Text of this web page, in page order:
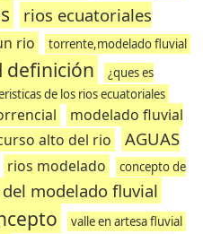
rios ecuatoriales
rio torrente,modelado fluvial
definición
¿ques es
de los rios ecuatoriales
modelado fluvial
alto del rio
AGUAS
rios modelado
concepto de
modelado fluvial
valle en artesa fluvial